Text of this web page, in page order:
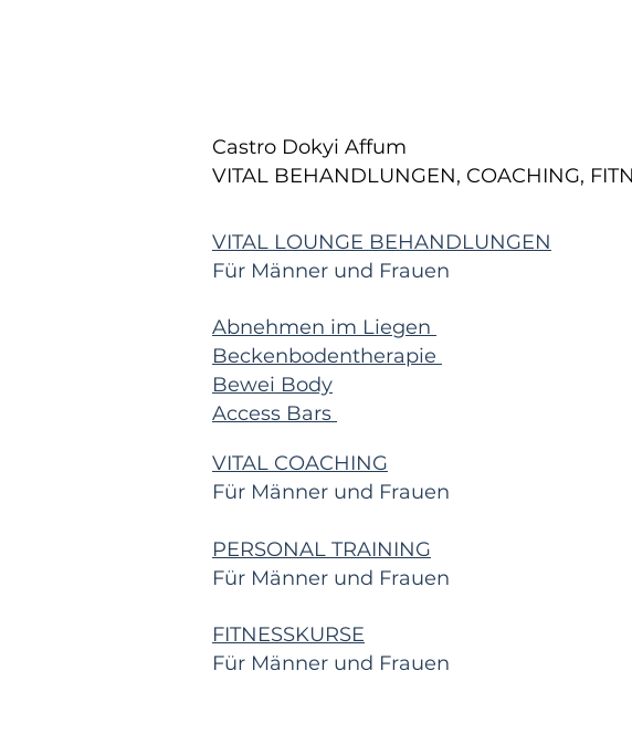
VITAL LOUNGE BEHANDLUNGEN
Für Männer und Frauen
Abnehmen im Liegen
Beckenbodentherapie
Bewei Body
Access Bars
VITAL COACHING
Für Männer und Frauen
PERSONAL TRAINING
Für Männer und Frauen
FITNESSKURSE
Für Männer und Frauen
Castro Dokyi Affum
VITAL BEHANDLUNGEN, COACHING,